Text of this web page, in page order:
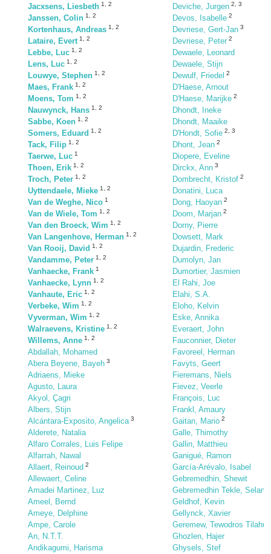
Jacxsens, Liesbeth 1 2
Janssen, Colin 1 2
Kortenhaus, Andreas 1 2
Lataire, Evert 1 2
Lebbe, Luc 1 2
Lens, Luc 1 2
Louwye, Stephen 1 2
Maes, Frank 1 2
Moens, Tom 1 2
Nauwynck, Hans 1 2
Sabbe, Koen 1 2
Somers, Eduard 1 2
Tack, Filip 1 2
Taerwe, Luc 1
Thoen, Erik 1 2
Troch, Peter 1 2
Uyttendaele, Mieke 1 2
Van de Weghe, Nico 1
Van de Wiele, Tom 1 2
Van den Broeck, Wim 1 2
Van Langenhove, Herman 1 2
Van Rooij, David 1 2
Vandamme, Peter 1 2
Vanhaecke, Frank 1
Vanhaecke, Lynn 1 2
Vanhaute, Eric 1 2
Verbeke, Wim 1 2
Vyverman, Wim 1 2
Walraevens, Kristine 1 2
Willems, Anne 1 2
Abdallah, Mohamed
Abera Beyene, Bayeh 3
Adriaens, Mieke
Agusto, Laura
Akyol, Çagri
Albers, Stijn
Alcántara-Exposito, Angelica 3
Alderete, Natalia
Alfaro Corrales, Luis Felipe
Alfarrah, Nawal
Allaert, Reinoud 2
Allewaert, Celine
Amadei Martinez, Luz
Ameel, Bernd
Ameye, Delphine
Ampe, Carole
An, N.T.T.
Andikagumi, Harisma
Deviche, Jurgen 2 3
Devos, Isabelle 2
Devriese, Gert-Jan 3
Devriese, Peter 2
Dewaele, Leonard
Dewaele, Stijn
Dewulf, Friedel 2
D'Haese, Arnout
D'Haese, Marijke 2
Dhondt, Ineke
Dhondt, Maaike
D'Hondt, Sofie 2 3
Dhont, Jean 2
Diopere, Eveline
Dirckx, Ann 3
Dombrecht, Kristof 2
Donatini, Luca
Dong, Haoyan 2
Doom, Marjan 2
Dorny, Pierre
Dowsett, Mark
Dujardin, Frederic
Dumolyn, Jan
Dumortier, Jasmien
El Rahi, Joe
Elahi, S.A.
Eloho, Kelvin
Eske, Annika
Everaert, John
Fauconnier, Dieter
Favoreel, Herman
Favyts, Geert
Fieremans, Niels
Fievez, Veerle
François, Luc
Frankl, Amaury
Gaitan, Mario 2
Galle, Thimothy
Gallin, Matthieu
Ganigué, Ramon
García-Arévalo, Isabel
Gebremedhin, Shewit
Gebremedhin Tekle,
Geldhof, Kevin
Gellynck, Xavier
Geremew, Tewodros Tilahun
Ghozlen, Hajer
Ghysels, Stef